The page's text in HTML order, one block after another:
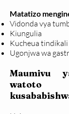
Matatizo
Vidonda vya
Kiungulia
Kucheua tindikali
Ugonjwa wa
Maumivu
watoto